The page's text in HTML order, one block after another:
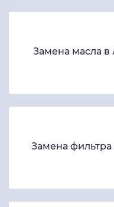
Замена масла
Замена